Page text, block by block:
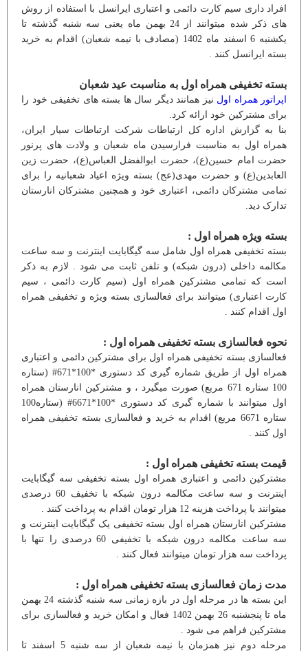
افراد داری سیم کارت دائمی و اعتباری ایرانسل با استفاده از روش
های ذکر شده میتوانند از 24 بهمن ماه یعنی سه شنبه گذشته تا
یکشنبه 6 اسفند ماه 1402 (مصادف با نیمه شعبان) اقدام به خرید
بسته ایرانسل کنند .
بسته تخفیفی همراه اول به مناسبت عید شعبان
اپراتور همراه اول نیز همانند دیگر سال ها بسته های تخفیفی خود را
برای مشترکین خود ارائه کرد.
بنا به گزارش اداره کل ارتباطات شرکت ارتباطات سیار ایران،
همراه اول به مناسبت فرارسیدن ماه شعبان و ولادت های پرنور
حضرت امام حسین(ع)، حضرت ابوالفضل العباس(ع)، حضرت زین
العابدین(ع) و حضرت مهدی(عج) بسته ویژه اعیاد شعبانیه را برای
تمامی مشترکان دائمی، اعتباری خود و همچنین مشترکان انارستان
تدارک دید.
بسته ویژه همراه اول :
بسته تخفیفی همراه اول شامل سه گیگابایت اینترنت و سه ساعت
مکالمه داخلی (درون شبکه) و تلفن ثابت می شود . لازم به ذکر
است که تمامی مشترکین همراه اول (سیم کارت دائمی ، سیم
کارت اعتباری) میتوانند برای فعالسازی بسته ویژه و تخفیفی همراه
اول اقدام کنند .
نحوه فعالسازی بسته تخفیفی همراه اول :
فعالسازی بسته تخفیفی همراه اول برای مشترکین دائمی و اعتباری
همراه اول از طریق شماره گیری کد دستوری *100*671# (ستاره
100 ستاره 671 مربع) صورت میگیرد ، و مشترکین انارستان همراه
اول میتوانند با شماره گیری کد دستوری *100*6671# (ستاره100
ستاره 6671 مربع) اقدام به خرید و فعالسازی بسته تخفیفی همراه
اول کنند .
قیمت بسته تخفیفی همراه اول :
مشترکین دائمی و اعتباری همراه اول بسته تخفیفی سه گیگابایت
اینترنت و سه ساعت مکالمه درون شبکه با تخفیف 60 درصدی
میتوانند با پرداخت هزینه 12 هزار تومان اقدام به پرداخت کنند .
مشترکین انارستان همراه اول بسته تخفیفی یک گیگابایت اینترنت و
سه ساعت مکالمه درون شبکه با تخفیفی 60 درصدی را تنها با
پرداخت سه هزار تومان میتوانند فعال کنند .
مدت زمان فعالسازی بسته تخفیفی همراه اول :
این بسته ها در مرحله اول در بازه زمانی سه شنبه گذشته 24 بهمن
ماه تا پنجشنبه 26 بهمن 1402 فعال و امکان خرید و فعالسازی برای
مشترکین فراهم می شود .
مرحله دوم نیز همزمان با نیمه شعبان از سه شنبه 5 اسفند تا